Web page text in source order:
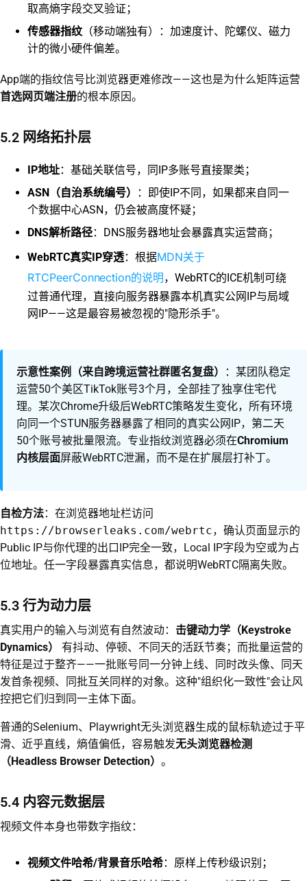
取高熵字段交叉验证；
传感器指纹 （移动端独有）：加速度计、陀螺仪、磁力
计的微小硬件偏差。
App端的指纹信号比浏览器更难修改——这也是为什么矩阵运营
首选网页端注册的根本原因。
5.2 网络拓扑层
IP地址：基础关联信号，同IP多账号直接聚类；
ASN（自治系统编号）
：即使IP不同，如果都来自同一
个数据中心ASN，仍会被高度怀疑；
DNS解析路径：DNS服务器地址会暴露真实运营商；
WebRTC真实IP穿透：根据MDN关于
RTCPeerConnection的说明 ，WebRTC的ICE机制可绕
过普通代理，直接向服务器暴露本机真实公网IP与局域
网IP——这是最容易被忽视的"隐形杀手"。
示意性案例（来自跨境运营社群匿名复盘）
：某团队稳定
运营50个美区TikTok账号3个月，全部挂了独享住宅代
理。某次Chrome升级后WebRTC策略发生变化，所有环境
向同一个STUN服务器暴露了相同的真实公网IP，第二天
50个账号被批量限流。专业指纹浏览器必须在Chromium
内核层面屏蔽WebRTC泄漏，而不是在扩展层打补丁。
自检方法：在浏览器地址栏访问
https://browserleaks.com/webrtc，确认页面显示的
Public IP与你代理的出口IP完全一致，Local IP字段为空或为占
位地址。任一字段暴露真实信息，都说明WebRTC隔离失败。
5.3 行为动力层
真实用户的输入与浏览有自然波动： 击键动力学（Keystroke
Dynamics）
有抖动、停顿、不同天的活跃节奏；而批量运营的
特征是过于整齐——一批账号同一分钟上线、同时改头像、同天
发首条视频、同批互关同样的对象。这种"组织化一致性"会让风
控把它们归到同一主体下面。
普通的Selenium、Playwright无头浏览器生成的鼠标轨迹过于平
滑、近乎直线，熵值偏低，容易触发无头浏览器检测
（Headless Browser Detection） 。
5.4 内容元数据层
视频文件本身也带数字指纹：
视频文件哈希/背景音乐哈希：原样上传秒级识别；